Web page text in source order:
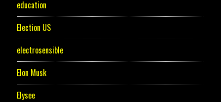
education
Election US
electrosensible
Elon Musk
Elysee